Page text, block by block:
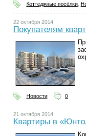
Коттеджные посёлки
22 октября 2014
Покупателям
Новости 0
21 октября 2014
Квартиры в